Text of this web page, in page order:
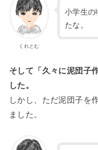
くれとむ
小学生の
たな。
そして「久々に泥団子
した。
しかし、ただ泥団子を
ました。